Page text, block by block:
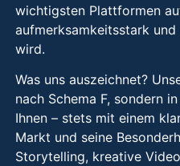
wichtigsten Plattformen
aufmerksamkeitsstark
wird.
Was uns auszeichnet?
nach Schema F, sondern
Ihnen – stets mit einem
Markt und seine
Storytelling, kreative